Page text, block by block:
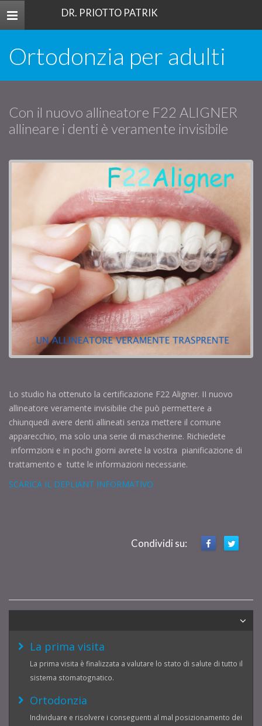
Toggle
navigation
DR. PRIOTTO PATRIK
Ortodonzia per adulti
Con il nuovo allineatore F22 ALIGNER
allineare i denti è veramente invisibile
Lo studio ha ottenuto la certificazione F22 Aligner. II nuovo
allineatore veramente invisibilie che può permettere a
chiunquedi avere denti allineati senza mettere il comune
apparecchio, ma solo una serie di mascherine. Richiedete
informzioni e in pochi giorni avrete la vostra pianificazione di
trattamento e tutte le informazioni necessarie.
SCARICA IL DEPLIANT INFORMATIVO
Condividi su:
La prima visita
La prima visita è finalizzata a valutare lo stato di salute di tutto il
sistema stomatognatico.
Ortodonzia
Individuare e risolvere i conseguenti al mal posizionamento dei